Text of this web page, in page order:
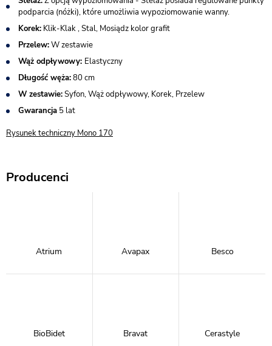
podparcia (nóżki), które umożliwia wypoziomowanie wanny.
Korek: Klik-Klak , Stal, Mosiądz kolor grafit
Przelew:W zestawie
Wąż odpływowy: Elastyczny
Długość węża:80 cm
W zestawie:Syfon, Wąż odpływowy, Korek, Przelew
Gwarancja 5 lat
Rysunek techniczny Mono 170
Producenci
Atrium Avapax Besco
BioBidet Bravat Cerastyle